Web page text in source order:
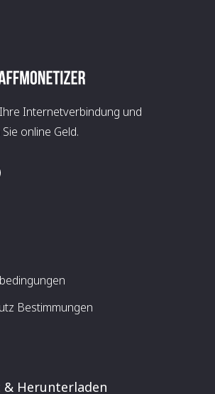
Internetverbindung und
online Geld.
Bestimmungen
Herunterladen